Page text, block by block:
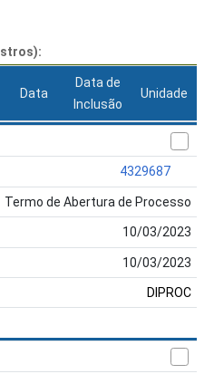
Data
Data de
Inclusão
Unidade
4329687
Termo de Abertura de Processo
10/03/2023
10/03/2023
DIPROC